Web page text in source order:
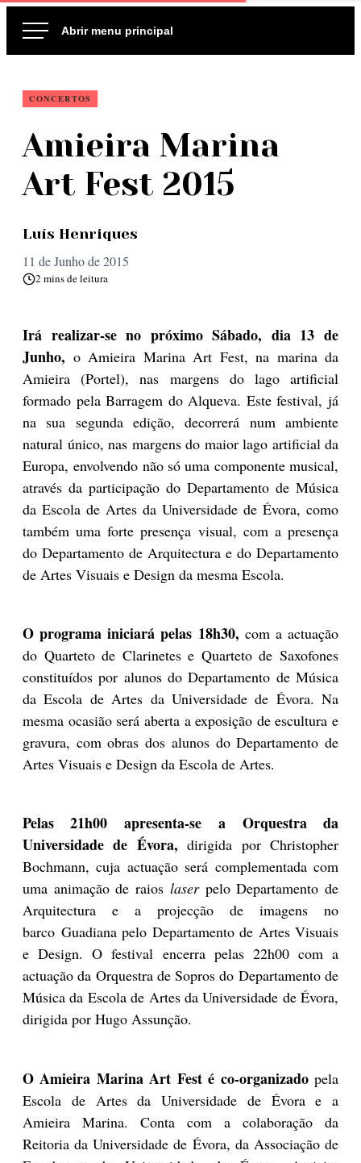
para
o
CONCERTOS
Amieira Marina
Art Fest 2015
Luís Henriques
11 de Junho de 2015
2 mins de leitura
Irá realizar-se no próximo Sábado, dia 13 de
Junho, o Amieira Marina Art Fest, na marina da
Amieira (Portel), nas margens do lago artificial
formado pela Barragem do Alqueva. Este festival, já
na sua segunda edição, decorrerá num ambiente
natural único, nas margens do maior lago artificial da
Europa, envolvendo não só uma componente musical,
através da participação do Departamento de Música
da Escola de Artes da Universidade de Évora, como
também uma forte presença visual, com a presença
do Departamento de Arquitectura e do Departamento
de Artes Visuais e Design da mesma Escola.
O programa iniciará pelas 18h30, com a actuação
do Quarteto de Clarinetes e Quarteto de Saxofones
constituídos por alunos do Departamento de Música
da Escola de Artes da Universidade de Évora. Na
mesma ocasião será aberta a exposição de escultura e
gravura, com obras dos alunos do Departamento de
Artes Visuais e Design da Escola de Artes.
Pelas 21h00 apresenta-se a Orquestra da
Universidade de Évora, dirigida por Christopher
Bochmann, cuja actuação será complementada com
uma animação de raios laserpelo Departamento de
Arquitectura e a projecção de imagens no
barco Guadiana pelo Departamento de Artes Visuais
e Design. O festival encerra pelas 22h00 com a
actuação da Orquestra de Sopros do Departamento de
Música da Escola de Artes da Universidade de Évora,
dirigida por Hugo Assunção.
O Amieira Marina Art Fest é co-organizadopela
Escola de Artes da Universidade de Évora e a
Amieira Marina. Conta com a colaboração da
Reitoria da Universidade de Évora, da Associação de